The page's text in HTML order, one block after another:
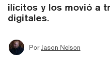
ilícitos y los movió a
digitales.
Por Jason Nelson